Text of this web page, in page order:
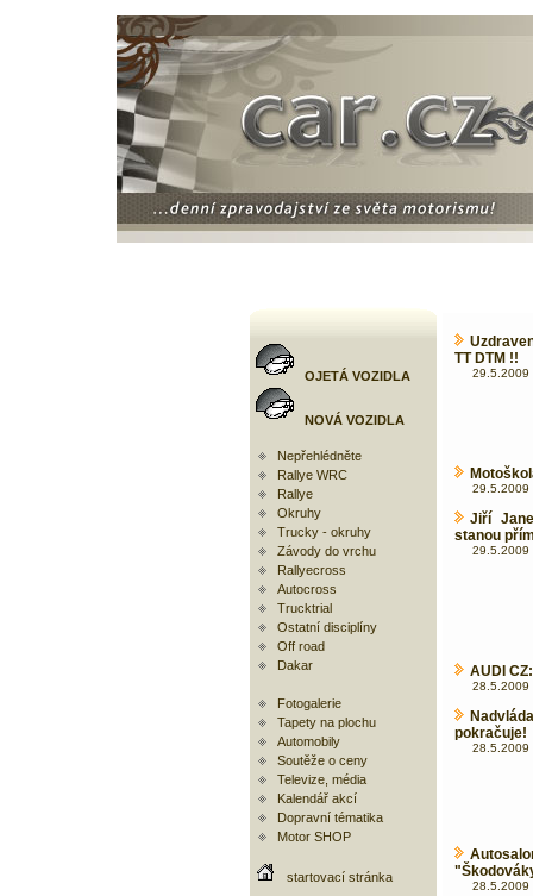
OJETÁ VOZIDLA
NOVÁ VOZIDLA
Nepřehlédněte
Rallye WRC
Rallye
Okruhy
Trucky - okruhy
Závody do vrchu
Rallyecross
Autocross
Trucktrial
Ostatní disciplíny
Off road
Dakar
Fotogalerie
Tapety na plochu
Automobily
Soutěže o ceny
Televize, média
Kalendář akcí
Dopravní tématika
Motor SHOP
startovací stránka
TT DTM !!
29.5.2009
29.5.2009
Jiří
stanou
29.5.2009
AUDI
28.5.2009
pokračuje!
28.5.2009
28.5.2009